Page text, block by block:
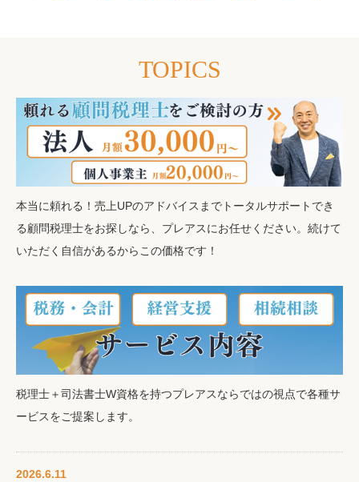
TOPICS
本当に頼れる！売上UPのアドバイスまでトータルサポートでき
る顧問税理士をお探しなら、プレアスにお任せください。続けて
いただく自信があるからこの価格です！
税理士＋司法書士W資格を持つプレアスならではの視点で各種サ
ービスをご提案します。
2026.6.11